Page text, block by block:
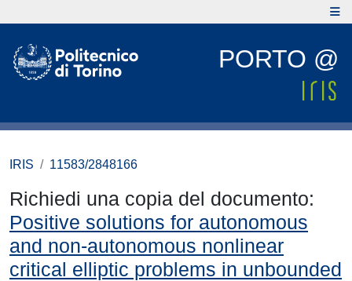
PORTO @
IRIS 11583/2848166
Richiedi una copia del documento:
Positive solutions for autonomous
and non-autonomous nonlinear
critical elliptic problems in unbounded